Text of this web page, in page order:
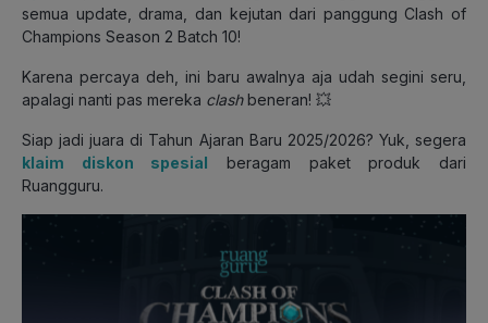
semua update, drama, dan kejutan dari panggung Clash of
Champions Season 2 Batch 10!
Karena percaya deh, ini baru awalnya aja udah segini seru,
apalagi nanti pas mereka clashbeneran! 💥
Siap jadi juara di Tahun Ajaran Baru 2025/2026? Yuk, segera
klaim diskon spesial beragam paket produk dari
Ruangguru.